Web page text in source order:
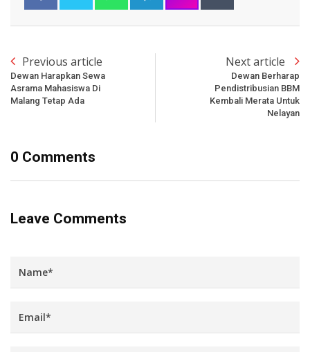
Previous article
Dewan Harapkan Sewa
Asrama Mahasiswa Di
Malang Tetap Ada
Next article
Dewan Berharap
Pendistribusian BBM
Kembali Merata Untuk
Nelayan
0 Comments
Leave Comments